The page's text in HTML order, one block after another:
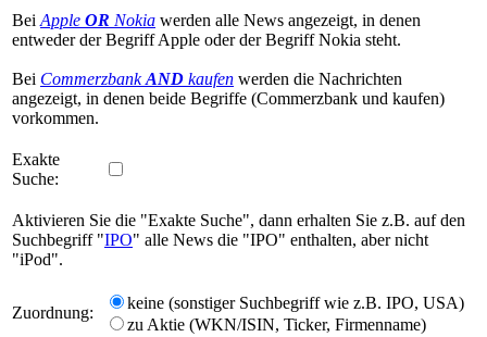
Bei Apple OR Nokia werden alle News angezeigt, in denen
entweder der Begriff Apple oder der Begriff Nokia steht.
Bei CommerzbankAND kaufen werden die Nachrichten
angezeigt, in denen beide Begriffe (Commerzbank und kaufen)
vorkommen.
Exakte
Suche:
Aktivieren Sie die "Exakte Suche", dann erhalten Sie z.B. auf den
Suchbegriff "IPO" alle News die "IPO" enthalten, aber nicht
"iPod".
Zuordnung:
keine (sonstiger Suchbegriff wie z.B. IPO, USA)
zu Aktie (WKN/ISIN, Ticker, Firmenname)